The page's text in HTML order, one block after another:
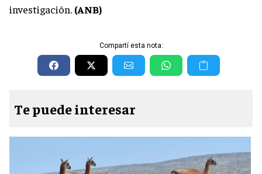
investigación. (ANB)
Compartí esta nota:
Te puede interesar